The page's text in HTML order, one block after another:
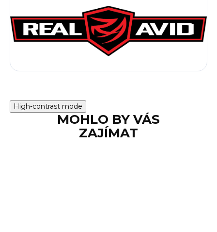
High-contrast mode
MOHLO BY VÁS
ZAJÍMAT